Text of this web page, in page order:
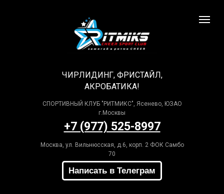
+7 (977) 525-8997
ЧИРЛИДИНГ, ФРИСТАЙЛ,
АКРОБАТИКА!
Написать в Телеграм
Москва, ул. Вильнюсская, д.6, корп. 2 ФОК Самбо
70
СПОРТИВНЫЙ КЛУБ "РИТМИКС", Ясенево, ЮЗАО
г.Москвы